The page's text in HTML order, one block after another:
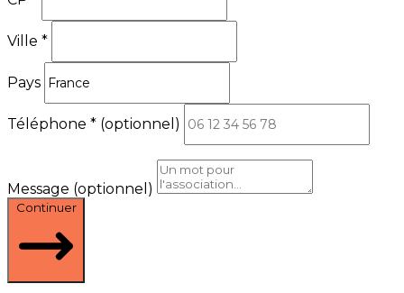
Ville *
Pays
Téléphone * (optionnel)
Message (optionnel)
Continuer